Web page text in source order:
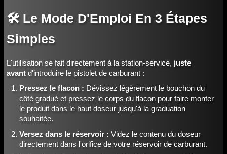
🛠️ Le Mode D'Emploi En 3 Étapes
Simples
L'utilisation se fait directement à la station-service, juste
avant d'introduire le pistolet de carburant :
Pressez le flacon : Dévissez légèrement le bouchon du
côté gradué et pressez le corps du flacon pour faire monter
le produit dans le haut doseur jusqu'à la graduation
souhaitée.
Versez dans le réservoir : Videz le contenu du doseur
directement dans l'orifice de votre réservoir de carburant.